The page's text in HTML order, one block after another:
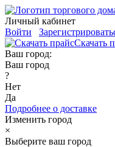
Личный кабинет
Войти
Скачать
Ваш город:
Ваш город
?
Нет
Да
Подробнее о доставке
Изменить город
×
Выберите ваш город